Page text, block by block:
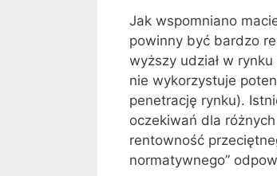
Jak wspomniano
powinny być bardzo
wyższy udział w
nie wykorzystuje
penetrację rynku).
oczekiwań dla
rentowność
normatywnego”